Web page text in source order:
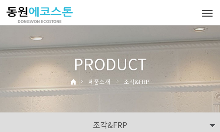
PRODUCT
제품소개 조각&FRP
조각&FRP